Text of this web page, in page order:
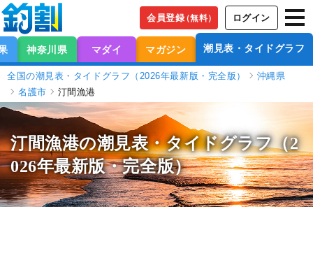
会員登録（無料） ログイン
神奈川県 マダイ マガジン 潮見表・タイドグラフ
全国の潮見表・タイドグラフ（2026年最新版・完全版）
沖縄県
名護市
汀間漁港
汀間漁港の潮見表・タイドグラフ（2
026年最新版・完全版）